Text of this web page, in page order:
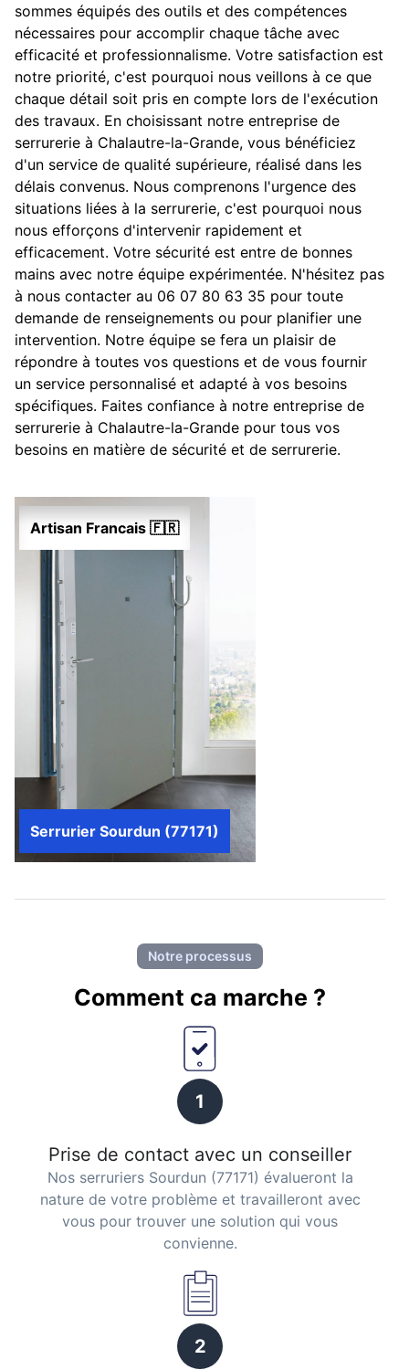
sommes équipés des outils et des compétences
nécessaires pour accomplir chaque tâche avec
efficacité et professionnalisme. Votre satisfaction est
notre priorité, c'est pourquoi nous veillons à ce que
chaque détail soit pris en compte lors de l'exécution
des travaux. En choisissant notre entreprise de
serrurerie à Chalautre-la-Grande, vous bénéficiez
d'un service de qualité supérieure, réalisé dans les
délais convenus. Nous comprenons l'urgence des
situations liées à la serrurerie, c'est pourquoi nous
nous efforçons d'intervenir rapidement et
efficacement. Votre sécurité est entre de bonnes
mains avec notre équipe expérimentée. N'hésitez pas
à nous contacter au 06 07 80 63 35 pour toute
demande de renseignements ou pour planifier une
intervention. Notre équipe se fera un plaisir de
répondre à toutes vos questions et de vous fournir
un service personnalisé et adapté à vos besoins
spécifiques. Faites confiance à notre entreprise de
serrurerie à Chalautre-la-Grande pour tous vos
besoins en matière de sécurité et de serrurerie.
Artisan Francais 🇫🇷
Serrurier Sourdun (77171)
Notre processus
Comment ca marche ?
1
Prise de contact avec un conseiller
Nos serruriers Sourdun (77171) évalueront la
nature de votre problème et travailleront avec
vous pour trouver une solution qui vous
convienne.
2